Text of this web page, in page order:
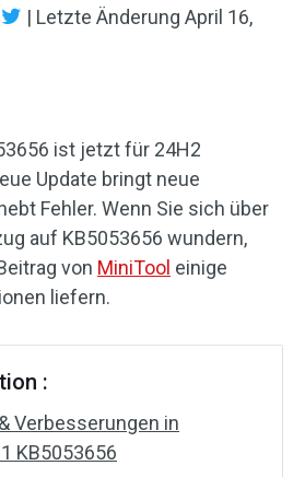
| Letzte Änderung April 16,
ist jetzt für 24H2
Update bringt neue
Fehler. Wenn Sie sich über
auf KB5053656 wundern,
von MiniTool einige
liefern.
:
Verbesserungen in
KB5053656